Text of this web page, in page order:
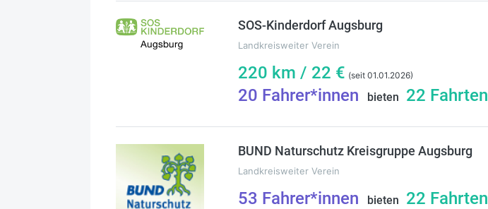
SOS-Kinderdorf Augsburg
Landkreisweiter Verein
220 km / 22 € (seit 01.01.2026)
20 Fahrer*innen bieten 22 Fahrten
BUND Naturschutz Kreisgruppe Augsburg
Landkreisweiter Verein
53 Fahrer*innen bieten 22 Fahrten